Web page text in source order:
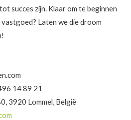
succes zijn. Klaar om te beginnen
Laten we die droom
14 89 21
3920 Lommel, België